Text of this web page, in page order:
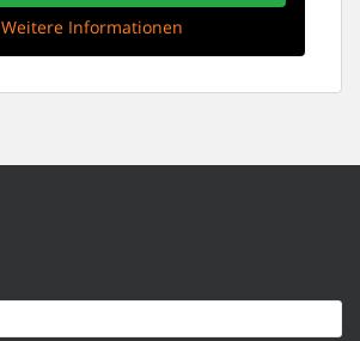
Weitere Informationen